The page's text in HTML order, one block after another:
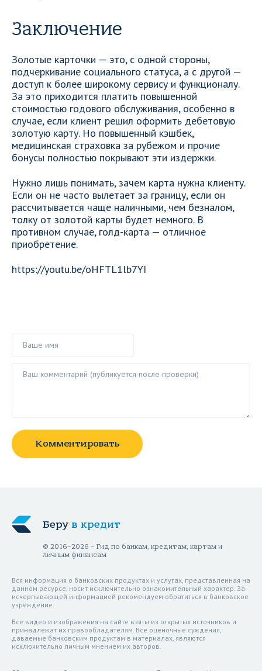
Заключение
Золотые карточки — это, с одной стороны,
подчеркивание социального статуса, а с другой —
доступ к более широкому сервису и функционалу.
За это приходится платить повышенной
стоимостью годового обслуживания, особенно в
случае, если клиент решил оформить дебетовую
золотую карту. Но повышенный кэшбек,
медицинская страховка за рубежом и прочие
бонусы полностью покрывают эти издержки.
Нужно лишь понимать, зачем карта нужна клиенту.
Если он не часто вылетает за границу, если он
рассчитывается чаще наличными, чем безналом,
толку от золотой карты будет немного. В
противном случае, голд-карта — отличное
приобретение.
https://youtu.be/oHFTL1lb7YI
Комментировать
Беру в кредит
© 2016–2026 – Гид по банкам, кредитам, картам и
личным финансам
Вся информация о банковских продуктах и услугах, представленная на
данном ресурсе, носит исключительно ознакомительный характер. За
исчерпывающей информацией рекомендуем обратиться в банковское
учреждение.
Все видео и изображения на сайте взяты из открытых источников и
принадлежат их правообладателям. Все оценочные суждения,
даваемые банковским продуктам в материалах, являются
исключительно личным мнением их авторов.